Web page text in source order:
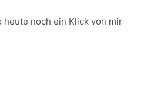
noch ein Klick von mir